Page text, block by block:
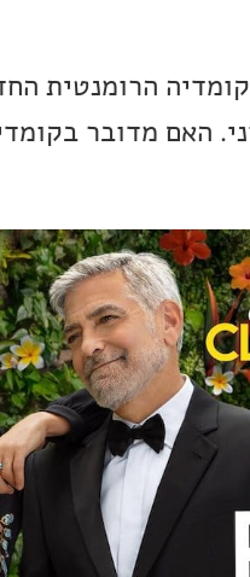
הרומנטית
האם מדובר